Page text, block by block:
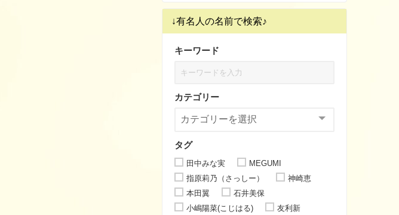
↓有名人の名前で検索♪
キーワード
カテゴリー
タグ
田中みな実
MEGUMI
指原莉乃（さっしー）
神崎恵
本田翼
石井美保
小嶋陽菜(こじはる)
友利新